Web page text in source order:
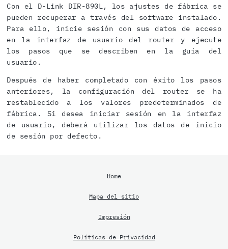
Con el D-Link DIR-890L, los ajustes de fábrica se
pueden recuperar a través del software instalado.
Para ello, inicie sesión con sus datos de acceso
en la interfaz de usuario del router y ejecute
los pasos que se describen en la guía del
usuario.
Después de haber completado con éxito los pasos
anteriores, la configuración del router se ha
restablecido a los valores predeterminados de
fábrica. Si desea iniciar sesión en la interfaz
de usuario, deberá utilizar los datos de inicio
de sesión por defecto.
Home
Mapa del sitio
Impresión
Políticas de Privacidad